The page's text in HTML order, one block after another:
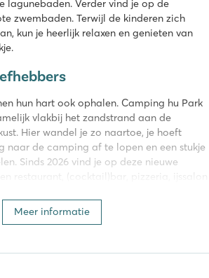
lagunebaden. Verder vind je op de
zwembaden. Terwijl de kinderen zich
kun je heerlijk relaxen en genieten van
hun hart ook ophalen. Camping hu Park
vlakbij het zandstrand aan de
Hier wandel je zo naartoe, je hoeft
naar de camping af te lopen en een stukje
Sinds 2026 vind je op deze nieuwe
restaurant, (cocktail)bar, pizzeria, ijssalon
& oud
Meer informatie